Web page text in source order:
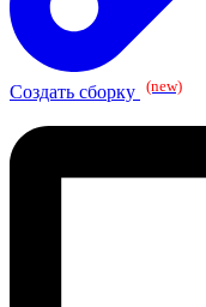
Создать сборку (new)